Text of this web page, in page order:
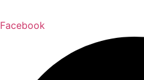
Facebook